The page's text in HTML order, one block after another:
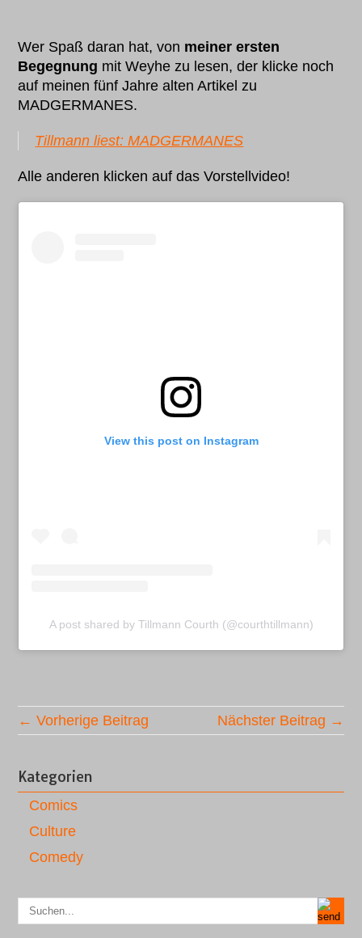
Wer Spaß daran hat, von meiner ersten
Begegnung mit Weyhe zu lesen, der klicke noch
auf meinen fünf Jahre alten Artikel zu
MADGERMANES.
Tillmann liest: MADGERMANES
Alle anderen klicken auf das Vorstellvideo!
View this post on Instagram
A post shared by Tillmann Courth (@courthtillmann)
← Vorherige Beitrag Nächster Beitrag →
Kategorien
Comics
Culture
Comedy